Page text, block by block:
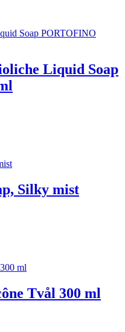
Liquid Soap
Silky mist
Tvål 300 ml